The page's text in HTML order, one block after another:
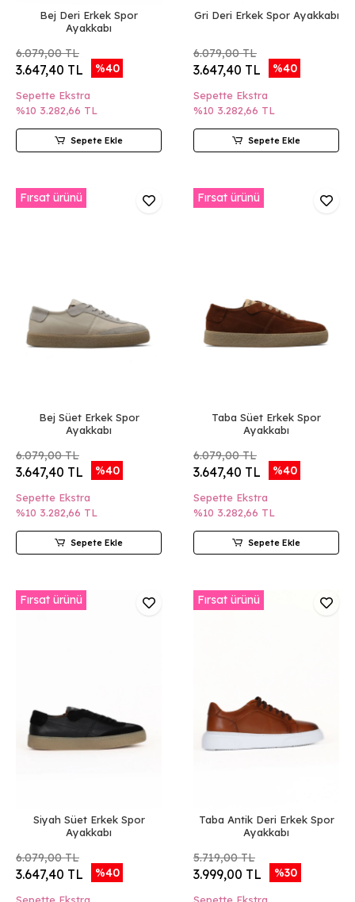
Bej Deri Erkek Spor
Ayakkabı
6.079,00 TL
3.647,40 TL %40
Sepette Ekstra
%10 3.282,66 TL
Sepete Ekle
Gri Deri Erkek Spor Ayakkabı
6.079,00 TL
3.647,40 TL %40
Sepette Ekstra
%10 3.282,66 TL
Sepete Ekle
Fırsat ürünü
Bej Süet Erkek Spor
Ayakkabı
6.079,00 TL
3.647,40 TL %40
Sepette Ekstra
%10 3.282,66 TL
Sepete Ekle
Fırsat ürünü
Taba Süet Erkek Spor
Ayakkabı
6.079,00 TL
3.647,40 TL %40
Sepette Ekstra
%10 3.282,66 TL
Sepete Ekle
Fırsat ürünü
Siyah Süet Erkek Spor
Ayakkabı
6.079,00 TL
3.647,40 TL %40
Fırsat ürünü
Taba Antik Deri Erkek Spor
Ayakkabı
5.719,00 TL
3.999,00 TL %30